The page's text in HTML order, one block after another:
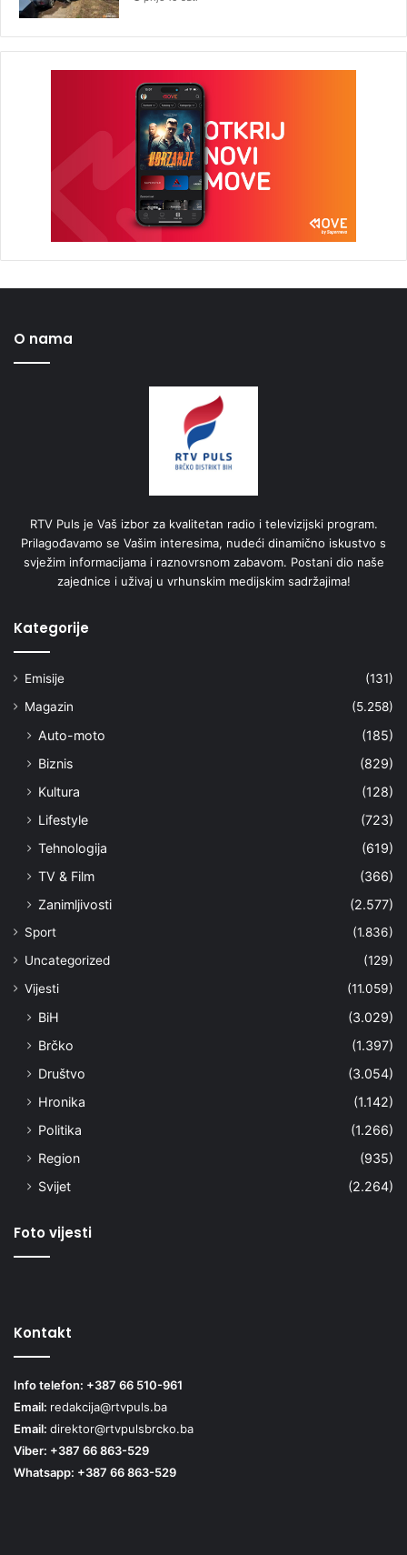
O nama
RTV Puls je Vaš izbor za kvalitetan radio i televizijski program.
Prilagođavamo se Vašim interesima, nudeći dinamično iskustvo s
svježim informacijama i raznovrsnom zabavom. Postani dio naše
zajednice i uživaj u vrhunskim medijskim sadržajima!
Kategorije
Emisije
(131)
Magazin
(5.258)
Auto-moto
(185)
Biznis
(829)
Kultura
(128)
Lifestyle
(723)
Tehnologija
(619)
TV & Film
(366)
Zanimljivosti
(2.577)
Sport
(1.836)
Uncategorized
(129)
Vijesti
(11.059)
BiH
(3.029)
Brčko
(1.397)
Društvo
(3.054)
Hronika
(1.142)
Politika
(1.266)
Region
(935)
Svijet
(2.264)
Foto vijesti
Kontakt
Info telefon: +387 66 510-961
Email: redakcija@rtvpuls.ba
Email: direktor@rtvpulsbrcko.ba
Viber: +387 66 863-529
Whatsapp: +387 66 863-529